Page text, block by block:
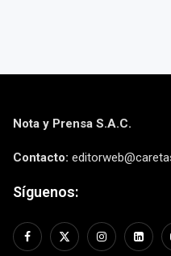
Nota y Prensa S.A.C.
Contacto:
Síguenos: